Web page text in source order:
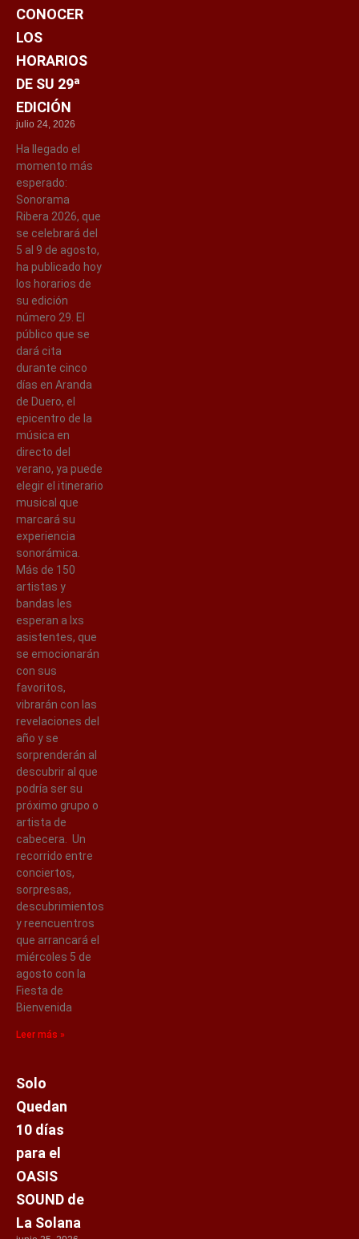
CONOCER
LOS
HORARIOS
DE SU 29ª
EDICIÓN
julio 24, 2026
Ha llegado el
momento más
esperado:
Sonorama
Ribera 2026, que
se celebrará del
5 al 9 de agosto,
ha publicado hoy
los horarios de
su edición
número 29. El
público que se
dará cita
durante cinco
días en Aranda
de Duero, el
epicentro de la
música en
directo del
verano, ya puede
elegir el itinerario
musical que
marcará su
experiencia
sonorámica.
Más de 150
artistas y
bandas les
esperan a lxs
asistentes, que
se emocionarán
con sus
favoritos,
vibrarán con las
revelaciones del
año y se
sorprenderán al
descubrir al que
podría ser su
próximo grupo o
artista de
cabecera. Un
recorrido entre
conciertos,
sorpresas,
descubrimientos
y reencuentros
que arrancará el
miércoles 5 de
agosto con la
Fiesta de
Bienvenida
Leer más »
Solo
Quedan
10 días
para el
OASIS
SOUND de
La Solana